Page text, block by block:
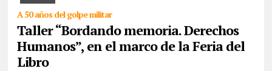
A 50 años del golpe militar
Taller “Bordando memoria. Derechos
Humanos”, en el marco de la Feria del
Libro